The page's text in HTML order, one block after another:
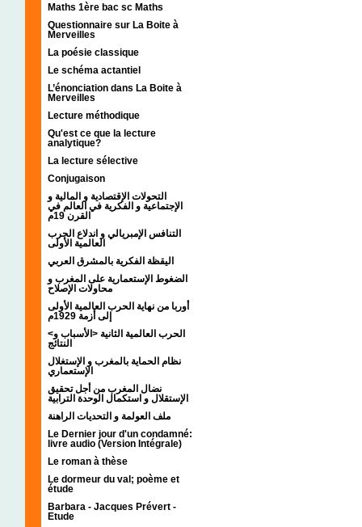
Maths 1ère bac sc Maths
Questionnaire sur La Boite à
Merveilles
La poésie classique
Le schéma actantiel
L’énonciation dans La Boite à
Merveilles
Lecture méthodique
Qu'est ce que la lecture
analytique?
La lecture sélective
Conjugaison
التحولات الإقتصادية و المالية و
الإجتماعية و الفكرية في العالم في
القرن 19م
التنافس الإمبريالي و اندلاع الحرب
العالمية الأولى
اليقظة الفكرية بالمشرق العربي
الضغوط الإستعمارية على المغرب و
محاولات الإصلاح
أوربا من نهاية الحرب العالمية الأولى
إلى أزمة 1929م
<الحرب العالمية الثانية <الأسباب و
النتائج
نظام الحماية بالمغرب و الإستغلال
الإستعماري
نضال المغرب من أجل تحقيق
الإستقلال و استكمال الوحدة الترابية
ملف العولمة و التحديات الراهنة
Le Dernier jour d'un condamné:
livre audio (Version Intégrale)
Le roman à thèse
Le dormeur du val; poème et
étude
Barbara - Jacques Prévert -
Etude